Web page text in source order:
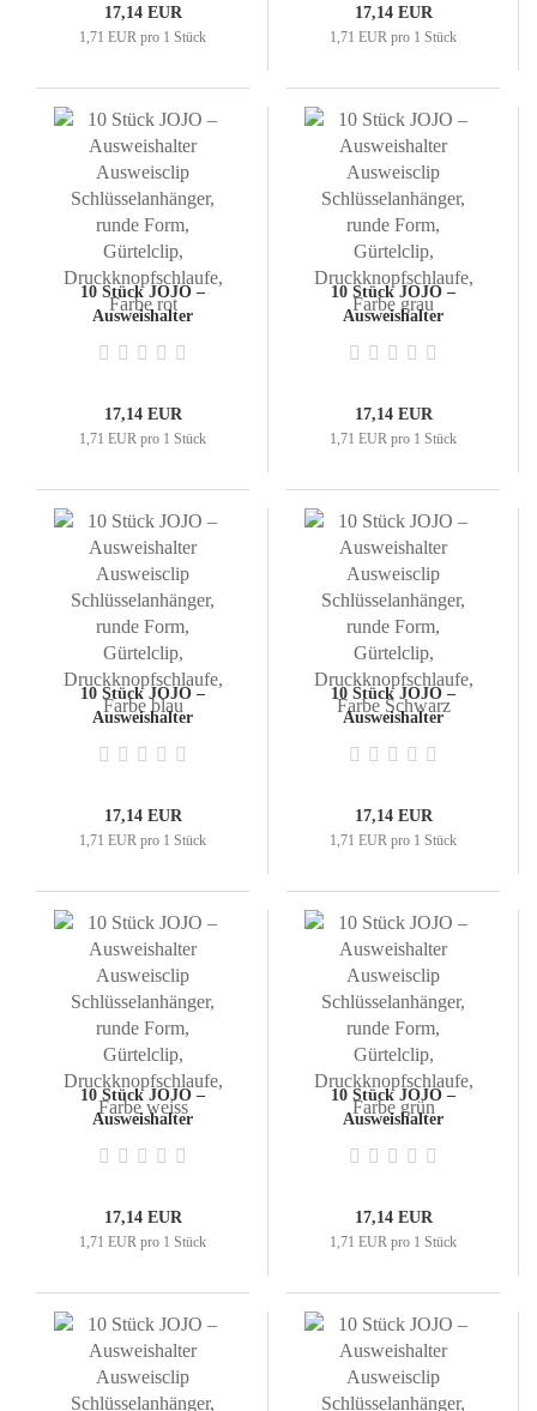
Druckknopfschlaufe,
Farbe orange
17,14 EUR
1,71 EUR pro 1 Stück
Druckknopfschlaufe,
Farbe gelb
17,14 EUR
1,71 EUR pro 1 Stück
10 Stück JOJO –
Ausweishalter
Schlüsselanhänger,
Druckknopfschlaufe,
Farbe rot
17,14 EUR
1,71 EUR pro 1 Stück
10 Stück JOJO –
Ausweishalter
Schlüsselanhänger,
Druckknopfschlaufe,
Farbe grau
17,14 EUR
1,71 EUR pro 1 Stück
10 Stück JOJO –
Ausweishalter
Schlüsselanhänger,
Druckknopfschlaufe,
Farbe blau
17,14 EUR
1,71 EUR pro 1 Stück
10 Stück JOJO –
Ausweishalter
Schlüsselanhänger,
Druckknopfschlaufe,
Farbe Schwarz
17,14 EUR
1,71 EUR pro 1 Stück
10 Stück JOJO –
Ausweishalter
Schlüsselanhänger,
Druckknopfschlaufe,
Farbe weiss
17,14 EUR
1,71 EUR pro 1 Stück
10 Stück JOJO –
Ausweishalter
Schlüsselanhänger,
Druckknopfschlaufe,
Farbe grün
17,14 EUR
1,71 EUR pro 1 Stück